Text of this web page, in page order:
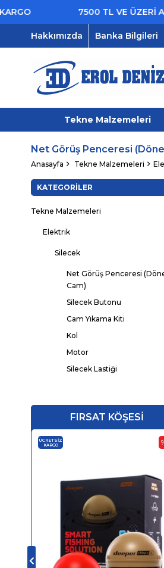
7500 TL VE ÜZERİ
Hakkımızda Banka Bilgileri
Tekne Malzemeleri
Net Görüş Penceresi
Anasayfa Tekne Malzemeleri
KATEGORILER
Tekne Malzemeleri
Elektrik
Silecek
Net Görüş Penceresi
Cam)
Silecek Butonu
Cam Yıkama Kiti
Kol
Motor
Silecek Lastiği
FIRSAT KÖŞESİ
‹
›
ÜCRETSIZ
KARGO